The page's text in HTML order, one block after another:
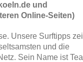
und
Online-Seiten)
Unsere Surftipps
und die
Sein Name ist